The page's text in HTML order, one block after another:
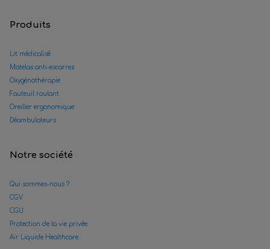
Produits
Lit médicalisé
Matelas anti-escarres
Oxygénothérapie
Fauteuil roulant
Oreiller ergonomique
Déambulateurs
Notre société
Qui sommes-nous ?
CGV
CGU
Protection de la vie privée
Air Liquide Healthcare